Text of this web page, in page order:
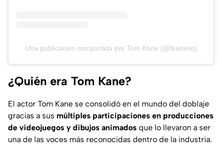
Una publicación compartida por Tom Kane (@tkanevo)
¿Quién era Tom Kane?
El actor Tom Kane se consolidó en el mundo del doblaje
gracias a sus múltiples participaciones en producciones
de videojuegos y dibujos animados que lo llevaron a ser
una de las voces más reconocidas dentro de la industria.